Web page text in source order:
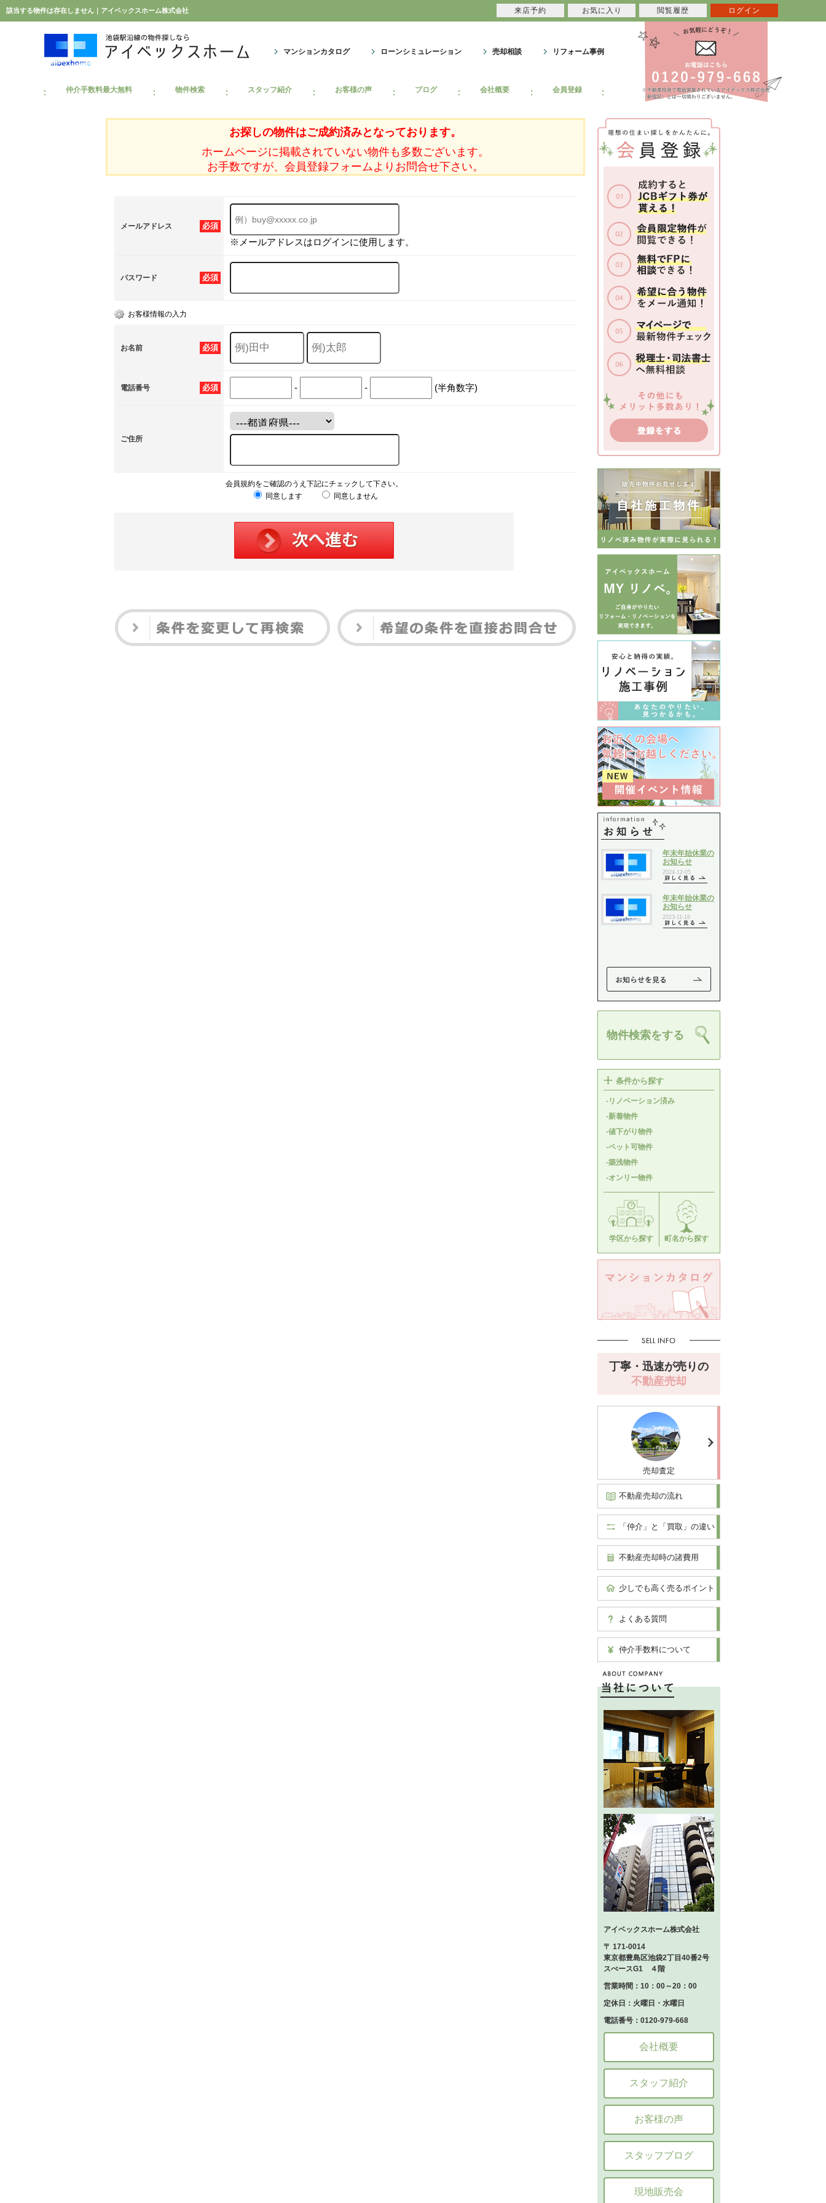
該当する物件は存在しません｜アイベックスホーム株式会社
マンションカタログ ローンシミュレーション 売却相談 リフォーム事例
仲介手数料最大無料 物件検索 スタッフ紹介 お客様の声 ブログ 会社概要 会員登録
お探しの物件はご成約済みとなっております。
ホームページに掲載されていない物件も多数ございます。
お手数ですが、会員登録フォームよりお問合せ下さい。
必須
メールアドレス
※メールアドレスはログインに使用します。
必須
パスワード
お客様情報の入力
必須
お名前
必須
電話番号 - - (半角数字)
ご住所
会員規約をご確認のうえ下記にチェックして下さい。
同意します
同意しません
物件検索をする
条件から探す
-リノベーション済み
-新着物件
-値下がり物件
-ペット可物件
-築浅物件
-オンリー物件
学区から探す 町名から探す
丁寧・迅速が売りの
不動産売却
売却査定
不動産売却の流れ
「仲介」と「買取」の違い
不動産売却時の諸費用
少しでも高く売るポイント
よくある質問
仲介手数料について
アイベックスホーム株式会社
〒 171-0014
東京都豊島区池袋2丁目40番2号
スぺースG1 ４階
営業時間：10：00～20：00
定休日：火曜日・水曜日
電話番号：0120-979-668
会社概要
スタッフ紹介
お客様の声
スタッフブログ
現地販売会
来店予約 お気に入り 閲覧履歴 ログイン